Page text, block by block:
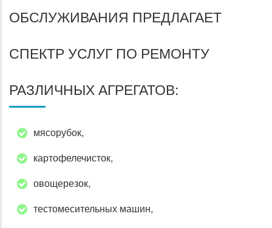
ОБСЛУЖИВАНИЯ ПРЕДЛАГАЕТ
СПЕКТР УСЛУГ ПО РЕМОНТУ
РАЗЛИЧНЫХ АГРЕГАТОВ:
мясорубок,
картофелечисток,
овощерезок,
тестомесительных машин,